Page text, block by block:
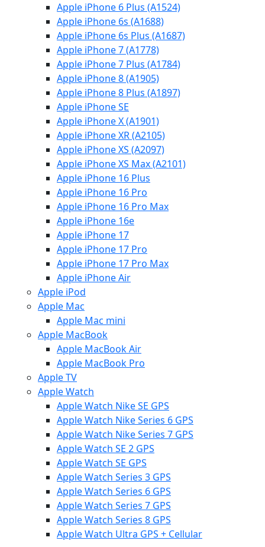
Apple iPhone 6 Plus (A1524)
Apple iPhone 6s (A1688)
Apple iPhone 6s Plus (A1687)
Apple iPhone 7 (A1778)
Apple iPhone 7 Plus (A1784)
Apple iPhone 8 (A1905)
Apple iPhone 8 Plus (A1897)
Apple iPhone SE
Apple iPhone X (A1901)
Apple iPhone XR (A2105)
Apple iPhone XS (A2097)
Apple iPhone XS Max (A2101)
Apple iPhone 16 Plus
Apple iPhone 16 Pro
Apple iPhone 16 Pro Max
Apple iPhone 16e
Apple iPhone 17
Apple iPhone 17 Pro
Apple iPhone 17 Pro Max
Apple iPhone Air
Apple iPod
Apple Mac
Apple Mac mini
Apple MacBook
Apple MacBook Air
Apple MacBook Pro
Apple TV
Apple Watch
Apple Watch Nike SE GPS
Apple Watch Nike Series 6 GPS
Apple Watch Nike Series 7 GPS
Apple Watch SE 2 GPS
Apple Watch SE GPS
Apple Watch Series 3 GPS
Apple Watch Series 6 GPS
Apple Watch Series 7 GPS
Apple Watch Series 8 GPS
Apple Watch Ultra GPS + Cellular